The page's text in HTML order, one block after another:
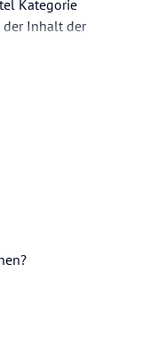
Kategorie
der Inhalt der